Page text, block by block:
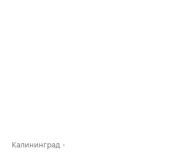
Калининград